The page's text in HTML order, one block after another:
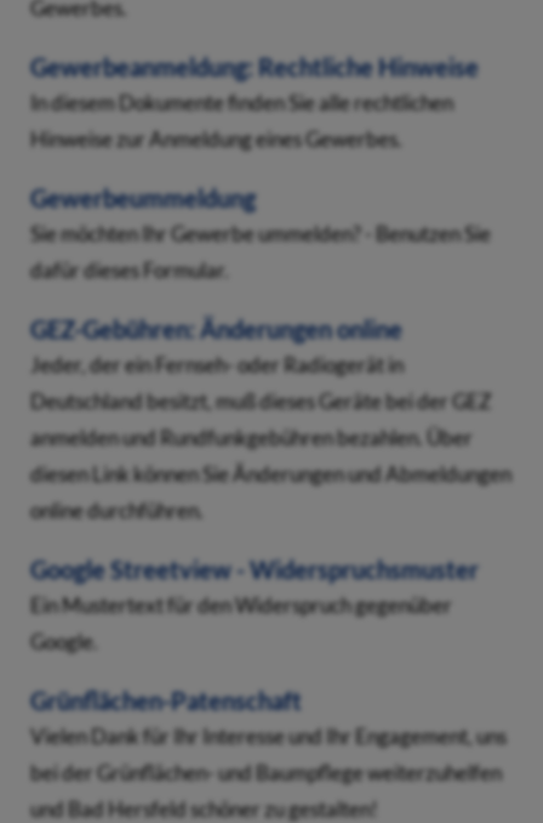
Gewerbes.
Gewerbeanmeldung: Rechtliche Hinweise
In diesem Dokumente finden Sie alle rechtlichen
Hinweise zur Anmeldung eines Gewerbes.
Gewerbeummeldung
Sie möchten Ihr Gewerbe ummelden? - Benutzen Sie
dafür dieses Formular.
GEZ-Gebühren: Änderungen online
Jeder, der ein Fernseh- oder Radiogerät in
Deutschland besitzt, muß dieses Geräte bei der GEZ
anmelden und Rundfunkgebühren bezahlen. Über
diesen Link können Sie Änderungen und Abmeldungen
online durchführen.
Google Streetview - Widerspruchsmuster
Ein Mustertext für den Widerspruch gegenüber
Google.
Grünflächen-Patenschaft
Vielen Dank für Ihr Interesse und Ihr Engagement, uns
bei der Grünflächen- und Baumpflege weiterzuhelfen
und Bad Hersfeld schöner zu gestalten!